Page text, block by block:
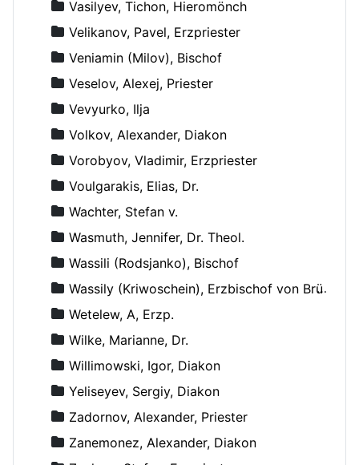
Vasilyev, Tichon, Hieromönch
Velikanov, Pavel, Erzpriester
Veniamin (Milov), Bischof
Veselov, Alexej, Priester
Vevyurko, Ilja
Volkov, Alexander, Diakon
Vorobyov, Vladimir, Erzpriester
Voulgarakis, Elias, Dr.
Wachter, Stefan v.
Wasmuth, Jennifer, Dr. Theol.
Wassili (Rodsjanko), Bischof
Wassily (Kriwoschein), Erzbischof von Brüssel
Wetelew, A, Erzp.
Wilke, Marianne, Dr.
Willimowski, Igor, Diakon
Yeliseyev, Sergiy, Diakon
Zadornov, Alexander, Priester
Zanemonez, Alexander, Diakon